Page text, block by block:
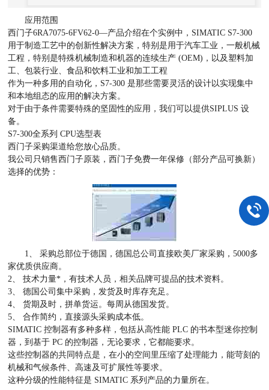
应用范围
西门子6RA7075-6FV62-0—产品介绍在个实例中，SIMATIC S7-300
用于制造工艺中的创新性解决方案，特别是用于汽车工业，一般机械
工程，特别是特殊机械制造和机器的连续生产 (OEM)，以及塑料加
工、包装行业、食品和饮料工业和加工工程
作为一种多用的自动化，S7-300 是那些需要灵活的设计以实现集中
和本地组态的应用的解决方案。
对于由于条件需要特殊的坚固性的应用，我们可以提供SIPLUS 设
备。
S7-300全系列 CPU选型表
西门子采购渠道给您放心品质。
我公司只销售西门子原装，西门子免费一年保修（部分产品可换新）
选择的优势：
1、 采购总部位于德国，德国总公司直接欧美厂家采购，5000多
家优质供应商。
2、 技术力量*，有技术人员，相关品牌可提品的技术资料。
3、 德国公司集中采购，发货及时库存充足。
4、 货期及时，拼单货运。每周从德国发货。
5、 合作简约，直接源头采购成本低。
SIMATIC 控制器有多种多样，包括从高性能 PLC 的书本型迷你控制
器，到基于 PC 的控制器，无论要求，它都能要求。
这些控制器的共同特点是，在小的空间里压缩了处理能力，能苛刻的
机械和气候条件、高速及可扩展性等要求。
这种分级的性能特征是 SIMATIC 系列产品的力量所在。